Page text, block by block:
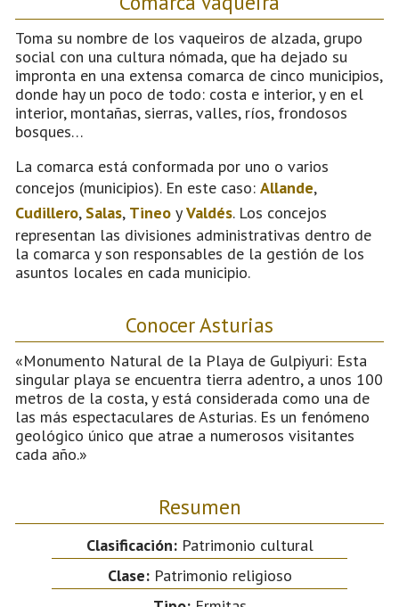
Toma su nombre de los vaqueiros de alzada, grupo
social con una cultura nómada, que ha dejado su
impronta en una extensa comarca de cinco municipios,
donde hay un poco de todo: costa e interior, y en el
interior, montañas, sierras, valles, ríos, frondosos
bosques…
La comarca está conformada por uno o varios
concejos (municipios). En este caso: Allande,
Cudillero, Salas, Tineo yValdés. Los concejos
representan las divisiones administrativas dentro de
la comarca y son responsables de la gestión de los
asuntos locales en cada municipio.
Conocer Asturias
«Monumento Natural de la Playa de Gulpiyuri: Esta
singular playa se encuentra tierra adentro, a unos 100
metros de la costa, y está considerada como una de
las más espectaculares de Asturias. Es un fenómeno
geológico único que atrae a numerosos visitantes
cada año.»
Resumen
Clasificación:Patrimonio cultural
Clase:Patrimonio religioso